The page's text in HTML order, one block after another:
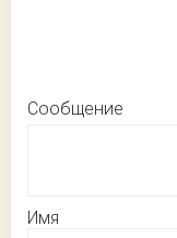
Сообщение
Имя